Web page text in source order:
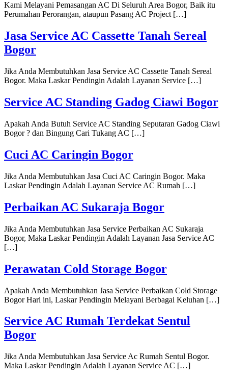
Kami Melayani Pemasangan AC Di Seluruh Area Bogor, Baik itu
Perumahan Perorangan, ataupun Pasang AC Project […]
Jasa Service AC Cassette Tanah Sereal
Bogor
Jika Anda Membutuhkan Jasa Service AC Cassette Tanah Sereal
Bogor. Maka Laskar Pendingin Adalah Layanan Service […]
Service AC Standing Gadog Ciawi Bogor
Apakah Anda Butuh Service AC Standing Seputaran Gadog Ciawi
Bogor ? dan Bingung Cari Tukang AC […]
Cuci AC Caringin Bogor
Jika Anda Membutuhkan Jasa Cuci AC Caringin Bogor. Maka
Laskar Pendingin Adalah Layanan Service AC Rumah […]
Perbaikan AC Sukaraja Bogor
Jika Anda Membutuhkan Jasa Service Perbaikan AC Sukaraja
Bogor, Maka Laskar Pendingin Adalah Layanan Jasa Service AC
[…]
Perawatan Cold Storage Bogor
Apakah Anda Membutuhkan Jasa Service Perbaikan Cold Storage
Bogor Hari ini, Laskar Pendingin Melayani Berbagai Keluhan […]
Service AC Rumah Terdekat Sentul
Bogor
Jika Anda Membutuhkan Jasa Service Ac Rumah Sentul Bogor.
Maka Laskar Pendingin Adalah Layanan Service AC […]